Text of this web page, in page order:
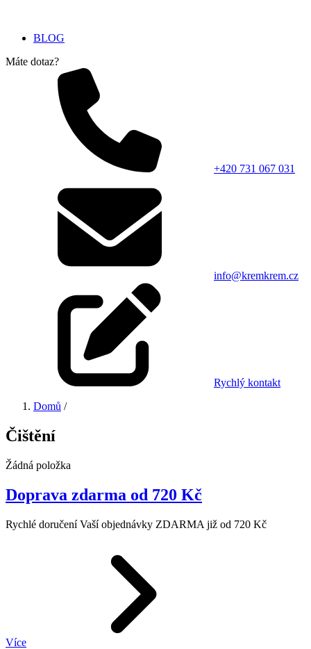
BLOG
Máte dotaz?
+420 731 067 031
info@kremkrem.cz
Rychlý kontakt
Domů /
Čištění
Žádná položka
Doprava zdarma od 720 Kč
Rychlé doručení Vaší objednávky ZDARMA již od 720 Kč
Více